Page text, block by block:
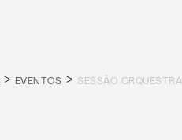
> EVENTOS > SESSÃO